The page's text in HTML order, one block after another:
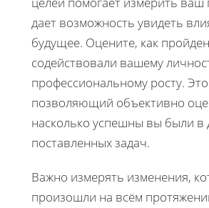
дает возможность увидеть
будущее. Оцените, как
содействовали вашему
профессиональному росту.
позволяющий объективно
насколько успешны вы были в
поставленных задач.
Важно измерять изменения,
произошли на всём